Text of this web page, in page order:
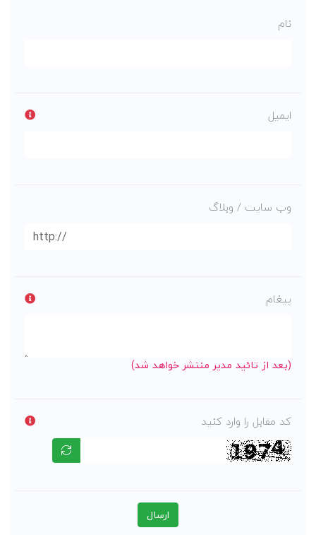
نام
ایمیل
وب سایت / وبلاگ
پیغام
(بعد از تائید مدیر منتشر خواهد شد)
کد مقابل را وارد کنید
ارسال